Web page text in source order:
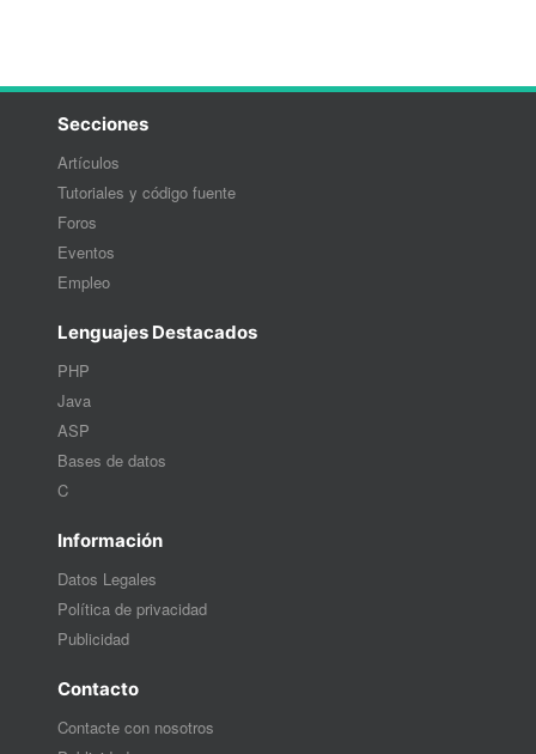
Secciones
Artículos
Tutoriales y código fuente
Foros
Eventos
Empleo
Lenguajes Destacados
PHP
Java
ASP
Bases de datos
C
Información
Datos Legales
Política de privacidad
Publicidad
Contacto
Contacte con nosotros